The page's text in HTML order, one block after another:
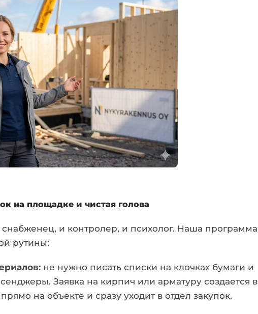
на площадке и чистая голова
и контролер, и психолог. Наша программа
рутины:
не нужно писать списки на клочках бумаги и
Заявка на кирпич или арматуру создается в
на объекте и сразу уходит в отдел закупок.